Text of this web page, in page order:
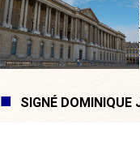
SIGNÉ DOMINIQUE